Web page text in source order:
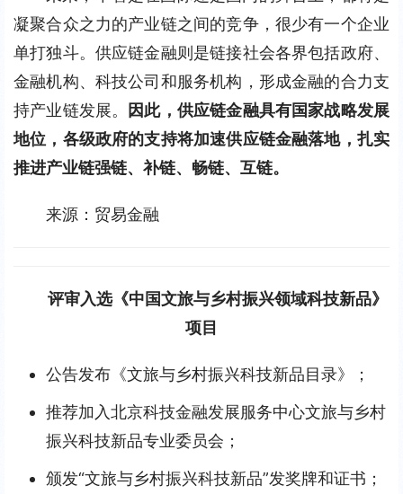
凝聚合众之力的产业链之间的竞争，很少有一个企业
单打独斗。供应链金融则是链接社会各界包括政府、
金融机构、科技公司和服务机构，形成金融的合力支
持产业链发展。
因此，供应链金融具有国家战略发展
地位，各级政府的支持将加速供应链金融落地，扎实
推进产业链强链、补链、畅链、互链。
来源：贸易金融
评审入选《中国文旅与乡村振兴领域科技新品》
项目
公告发布《文旅与乡村振兴科技新品目录》；
推荐加入北京科技金融发展服务中心文旅与乡村
振兴科技新品专业委员会；
颁发“文旅与乡村振兴科技新品”发奖牌和证书；